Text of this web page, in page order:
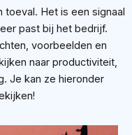
Het is een signaal
past bij het bedrijf.
voorbeelden en
naar productiviteit,
Je kan ze hieronder